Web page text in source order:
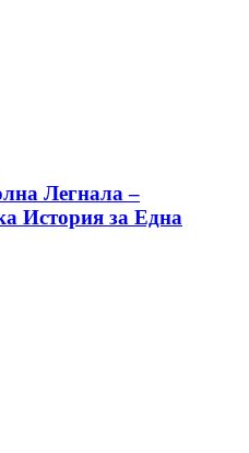
Легнала –
История за Една